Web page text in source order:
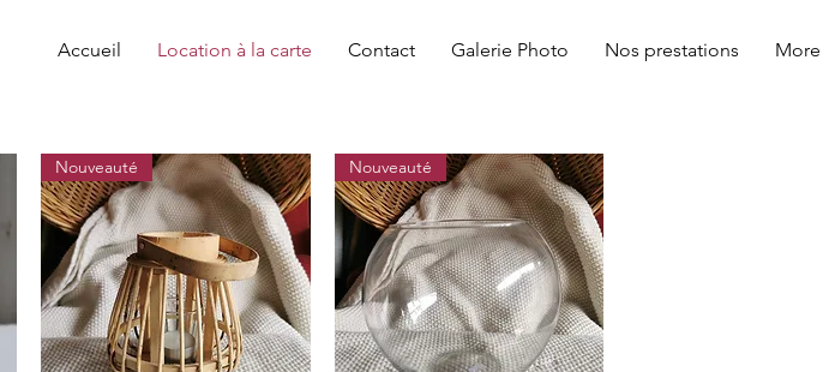
Accueil Location à la carte Contact Galerie Photo Nos prestations More
Nouveauté Nouveauté